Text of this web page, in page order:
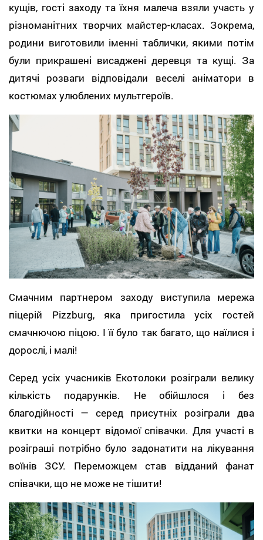
кущів, гості заходу та їхня малеча взяли участь у
різноманітних творчих майстер-класах. Зокрема,
родини виготовили іменні таблички, якими потім
були прикрашені висаджені деревця та кущі. За
дитячі розваги відповідали веселі аніматори в
костюмах улюблених мультгероїв.
Смачним партнером заходу виступила мережа
піцерій Pizzburg, яка пригостила усіх гостей
смачнючою піцою. І її було так багато, що наїлися і
дорослі, і малі!
Серед усіх учасників Екотолоки розіграли велику
кількість подарунків. Не обійшлося і без
благодійності — серед присутніх розіграли два
квитки на концерт відомої співачки. Для участі в
розіграші потрібно було задонатити на лікування
воїнів ЗСУ. Переможцем став відданий фанат
співачки, що не може не тішити!